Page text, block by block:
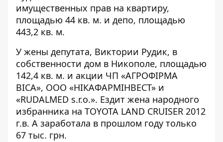
имущественных прав на квартиру,
площадью 44 кв. м. и депо, площадью
443,2 кв. м.
У жены депутата, Виктории Рудик, в
собственности дом в Никополе, площадью
142,4 кв. м. и акции ЧП «АГРОФІРМА
ВІСА», ООО «НІКАФАРМІНВЕСТ» и
«RUDALMED s.r.o.». Ездит жена народного
избранника на TOYOTA LAND CRUISER 2012
г.в. А заработала в прошлом году только
67 тыс. грн.